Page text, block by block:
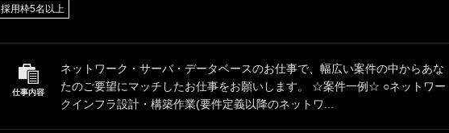
採用枠5名以上
仕事内容
ネットワーク・サーバ・データベースのお仕事で、幅広い案件の中からあな
たのご要望にマッチしたお仕事をお願いします。 ☆案件一例☆ ○ネットワー
クインフラ設計・構築作業(要件定義以降のネットワ...